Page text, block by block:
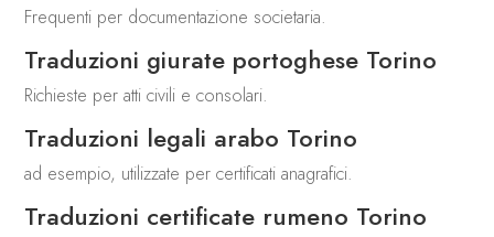
Frequenti per documentazione societaria.
Traduzioni giurate portoghese Torino
Richieste per atti civili e consolari.
Traduzioni legali arabo Torino
ad esempio, utilizzate per certificati anagrafici.
Traduzioni certificate rumeno Torino